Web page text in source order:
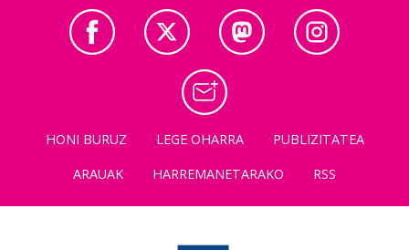
HONI BURUZ LEGE OHARRA
PUBLIZITATEA
ARAUAK
HARREMANETARAKO RSS